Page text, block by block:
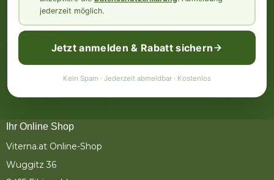
jederzeit möglich.
Jetzt anmelden & Rabatt sichern
Kein Spam · Jederzeit abmeldbar · Kostenlos
Ihr Online Shop
Viterna.at Online-Shop
Wuggitz 36